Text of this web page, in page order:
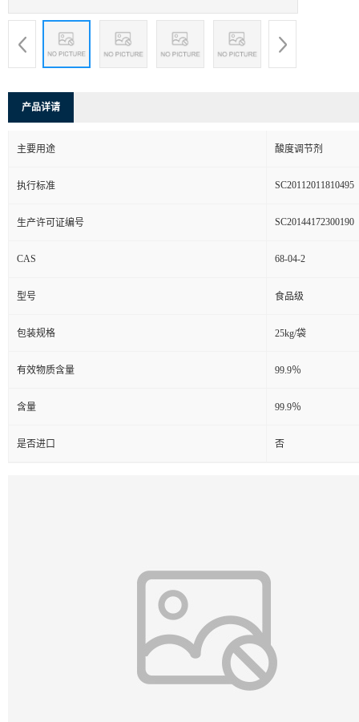
产品详请
主要用途 酸度调节剂
执行标准 SC20112011810495
生产许可证编号 SC20144172300190
CAS 68-04-2
型号 食品级
包装规格 25kg/袋
有效物质含量 99.9％
含量 99.9％
是否进口 否